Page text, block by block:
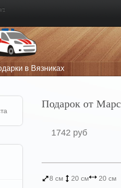
1
в Вязниках
Подарок от Марс
1742 руб
8 см 20 см 20 см